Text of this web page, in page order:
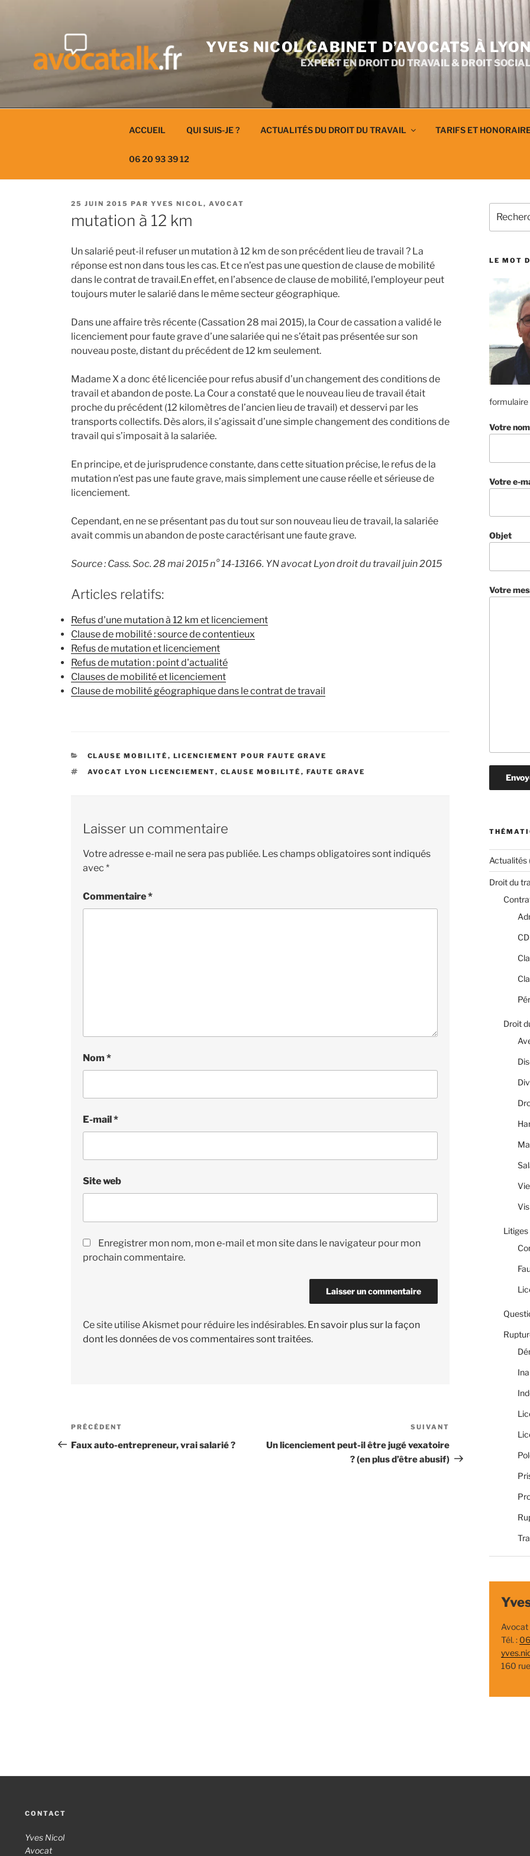
YVES NICOL CABINET D’AVOCATS À
EXPERT EN DROIT DU TRAVAIL & DROIT
ACCUEIL QUI SUIS-JE ? ACTUALITÉS DU DROIT DU TRAVAIL TARIFS ET
06 20 93 39 12
PUBLIÉ
25 JUIN 2015 PAR YVES NICOL, AVOCAT
mutation à 12 km
Un salarié peut-il refuser un mutation à 12 km de son précédent lieu de travail ? La
réponse est non dans tous les cas. Et ce n’est pas une question de clause de mobilité
dans le contrat de travail.En effet, en l’absence de clause de mobilité, l’employeur peut
toujours muter le salarié dans le même secteur géographique.
Dans une affaire très récente (Cassation 28 mai 2015), la Cour de cassation a validé le
licenciement pour faute grave d’une salariée qui ne s’était pas présentée sur son
nouveau poste, distant du précédent de 12 km seulement.
Madame X a donc été licenciée pour refus abusif d’un changement des conditions de
travail et abandon de poste. La Cour a constaté que le nouveau lieu de travail était
proche du précédent (12 kilomètres de l’ancien lieu de travail) et desservi par les
transports collectifs. Dès alors, il s’agissait d’une simple changement des conditions de
travail qui s’imposait à la salariée.
En principe, et de jurisprudence constante, dans cette situation précise, le refus de la
mutation n’est pas une faute grave, mais simplement une cause réelle et sérieuse de
licenciement.
Cependant, en ne se présentant pas du tout sur son nouveau lieu de travail, la salariée
avait commis un abandon de poste caractérisant une faute grave.
Source : Cass. Soc. 28 mai 2015 n° 14-13166. YN avocat Lyon droit du travail juin 2015
Articles relatifs:
Refus d'une mutation à 12 km et licenciement
Clause de mobilité : source de contentieux
Refus de mutation et licenciement
Refus de mutation : point d'actualité
Clauses de mobilité et licenciement
Clause de mobilité géographique dans le contrat de travail
CATÉGORIES
CLAUSE MOBILITÉ , LICENCIEMENT POUR FAUTE GRAVE
ÉTIQUETTES
AVOCAT LYON LICENCIEMENT, CLAUSE MOBILITÉ , FAUTE GRAVE
Laisser un commentaire
Votre adresse e-mail ne sera pas publiée. Les champs obligatoires sont indiqués
avec *
Commentaire*
Nom *
E-mail*
Site web
Enregistrer mon nom, mon e-mail et mon site dans le navigateur pour mon
prochain commentaire.
Ce site utilise Akismet pour réduire les indésirables. En savoir plus sur la façon
dont les données de vos commentaires sont traitées.
Navigation
de
Article
précédent
PRÉCÉDENT
Faux auto-entrepreneur, vrai salarié ?
SUIVANT
Un licenciement peut-il être jugé vexatoire
? (en plus d’être abusif)
pour
LE MOT
formulaire
Votre nom
Votre e-
Objet
Votre
Actualités
Droit du
Droit
Litiges
Avocat
Tél. :
160
CONTACT
Yves Nicol
Avocat